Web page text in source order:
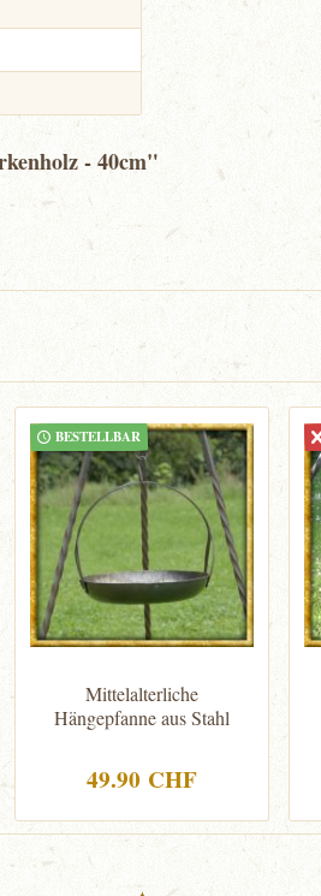
- 40cm"
BESTELLBAR
Mittelalterliche
Hängepfanne aus Stahl
49.90 CHF